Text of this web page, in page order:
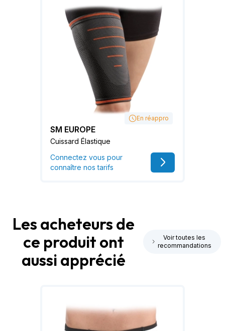
En réappro
SM EUROPE
Cuissard Élastique
Connectez vous pour
connaître nos tarifs
Les acheteurs de
ce produit ont
aussi apprécié
Voir toutes les
recommandations